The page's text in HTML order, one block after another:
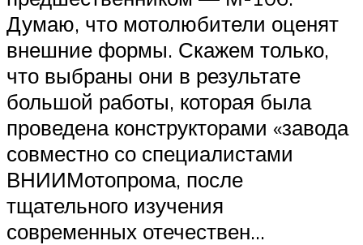
Думаю, что мотолюбители оценят
внешние формы. Скажем только,
что выбраны они в результате
большой работы, которая была
проведена конструкторами «завода
совместно со специалистами
ВНИИМотопрома, после
тщательного изучения
современных отечествен…